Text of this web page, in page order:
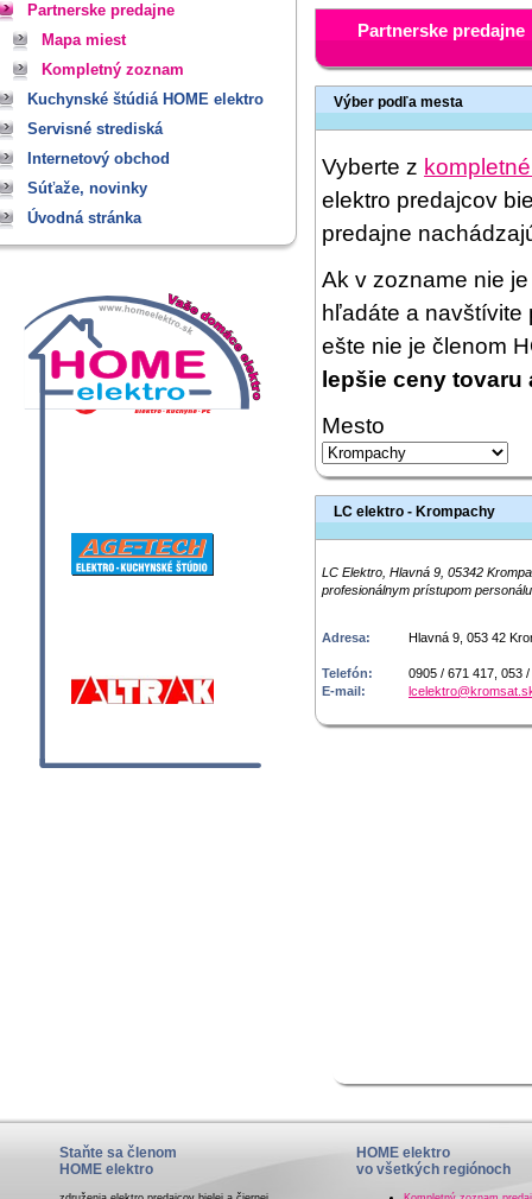
Partnerske predajne
Mapa miest
Kompletný zoznam
Kuchynské štúdiá HOME elektro
Servisné strediská
Internetový obchod
Súťaže, novinky
Úvodná stránka
Partnerske predajne
Výber podľa mesta
Vyberte z
elektro predajcov
predajne
Ak v zozname nie
hľadáte a navštívite
ešte nie je členom
lepšie ceny
Mesto
LC elektro - Krompachy
LC Elektro, Hlavná 9, 05342
profesionálnym prístupom
Adresa: Hlavná 9, 053 42
Telefón:
0905 / 671 417, 053
E-mail:
Staňte sa členom
HOME elektro
HOME elektro
vo všetkých regiónoch